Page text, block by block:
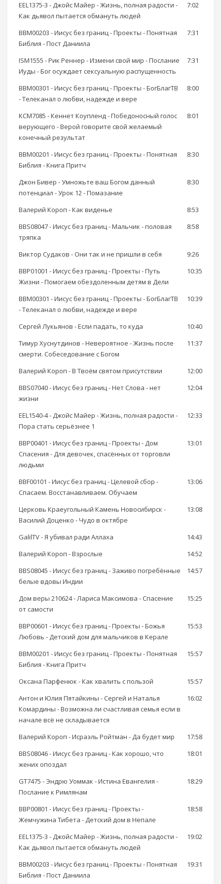
EEL1375-3 - Джойс Майер - Жизнь, полная радости -
Как дьявол пытается обмануть людей
7:02
BBM00203 - Иисус без границ - Проекты - Понятная
Библия - Пост Даниила
7:31
ISM1555 - Рик Реннер - Измени свой мир - Послание
Иуды - Бог осуждает сексуальную распущенность
7:31
BBM00301 - Иисус без границ - Проекты - БогБлагТВ
- Телеканал о любви, надежде и вере
8:00
KCM7085 - Кеннет Коупленд - Победоносный голос
верующего - Верой говорите свой желаемый
конечный результат
8:01
BBM00201 - Иисус без границ - Проекты - Понятная
Библия - Книга Притч
8:30
Джон Бивер - Умножьте ваш Богом данный
потенциал - Урок 12 - Помазание
8:30
Валерий Короп - Как виденье
8:53
BBS08047 - Иисус без границ - Мальчик - половая
тряпка
8:58
Виктор Судаков - Они так и не пришли в себя
9:26
BBP01001 - Иисус без границ - Проекты - Путь
Жизни - Помогаем обездоленным детям в Дели
10:35
BBM00301 - Иисус без границ - Проекты - БогБлагТВ
- Телеканал о любви, надежде и вере
10:39
Сергей Лукьянов - Если падать, то куда
10:40
Тимур Хуснутдинов - Невероятное - Жизнь после
смерти. Собеседование с Богом
11:37
Валерий Короп - В Твоём святом присутствии
12:00
BBS07040 - Иисус без границ - Нет Слова - нет
жизни
12:04
EEL1540-4 - Джойс Майер - Жизнь, полная радости -
Пора стать серьёзнее 1
12:33
BBP00401 - Иисус без границ - Проекты - Дом
Спасения - Для девочек, спасённых от торговли
людьми
13:01
BBF00101 - Иисус без границ - Целевой сбор -
Спасаем. Восстанавливаем. Обучаем
13:06
Церковь Краеугольный Камень Новосибирск -
Василий Доценко - Чудо в октябре
13:08
GalilTV - Я убивал ради Аллаха
14:43
Валерий Короп - Взрослые
14:52
BBS08045 - Иисус без границ - Заживо погребённые
белые вдовы Индии
14:57
Дом веры 210624 - Лариса Максимова - Спасение
от самости
15:25
BBP00601 - Иисус без границ - Проекты - Божья
Любовь - Детский дом для мальчиков в Керале
15:53
BBM00201 - Иисус без границ - Проекты - Понятная
Библия - Книга Притч
15:57
Оксана Парфенюк - Как хвалить с пользой
15:57
Антон и Юлия Пятайкины - Сергей и Наталья
Комардины - Возможна ли счастливая семья если в
начале всё не складывается
16:02
Валерий Короп - Исраэль Ройтман - Да будет мир
17:58
BBS08046 - Иисус без границ - Как хорошо, что
жених опоздал
18:01
GT7475 - Эндрю Уоммак - Истина Евангелия -
Послание к Римлянам
18:29
BBP00801 - Иисус без границ - Проекты -
Жемчужина Тибета - Детский дом в Непале
18:58
EEL1375-3 - Джойс Майер - Жизнь, полная радости -
Как дьявол пытается обмануть людей
19:02
BBM00203 - Иисус без границ - Проекты - Понятная
Библия - Пост Даниила
19:31